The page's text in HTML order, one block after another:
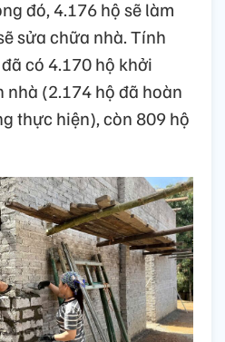
đó, 4.176 hộ sẽ làm
sửa chữa nhà. Tính
có 4.170 hộ khởi
(2.174 hộ đã hoàn
thực hiện), còn 809 hộ